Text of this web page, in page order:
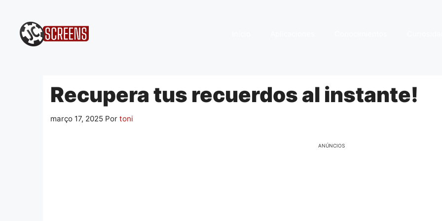
conteúdo
Recupera tus recuerdos al instante!
março 17, 2025 Por toni
ANÚNCIOS